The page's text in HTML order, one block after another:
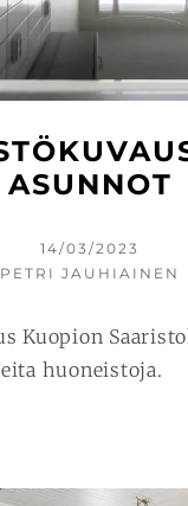
ASUNNOT
KIRJOITETTU
14/03/2023
KIRJOITTAJA
PETRI JAUHIAINEN
Kuopion
huoneistoja.